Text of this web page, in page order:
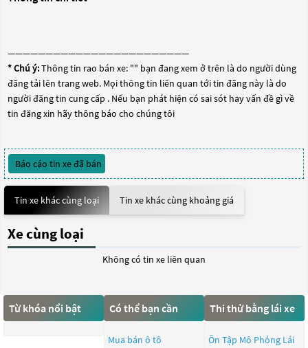
————————————————————————
* Chú ý:Thông tin rao bán xe: "" bạn đang xem ở trên là do người dùng
đăng tải lên trang web. Mọi thông tin liên quan tới tin đăng này là do
người đăng tin cung cấp . Nếu bạn phát hiện có sai sót hay vấn đề gì về
tin đăng xin hãy thông báo cho chúng tôi
Báo cáo tin xe đã bán
Tin xe khác cùng loại Tin xe khác cùng khoảng giá
Xe cùng loại
Không có tin xe liên quan
Từ khóa nổi bật Có thể bạn cần
Mua bán ô tô
Thi thử bằng lái xe
Ôn Tập Mô Phỏng Lái